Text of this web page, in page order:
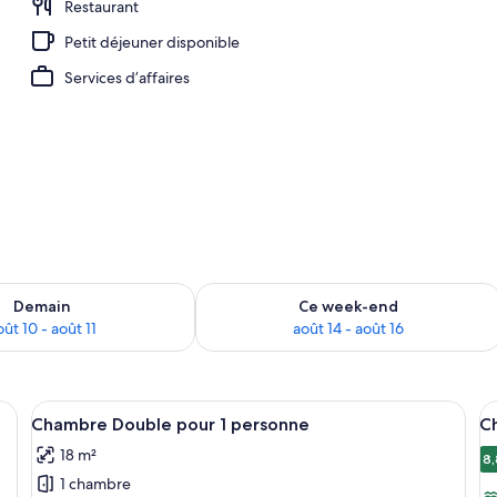
Restaurant
Petit déjeuner disponible
Services d’affaires
Demain
10 - août 11
pour demain août 10 - août 11
Ce week-end
août 14 - août 16
Vérifier la disponibilité pour ce week-
lits simples, une tête de lit en bois, une table de chevet, une fenêtre avec
Afficher
toutes
les
photos
Une chambre d’hôtel avec deux lits
5
Chambre Double pour 1 personne
18 m²
1 chambre